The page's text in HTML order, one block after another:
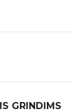
GRINDIMS